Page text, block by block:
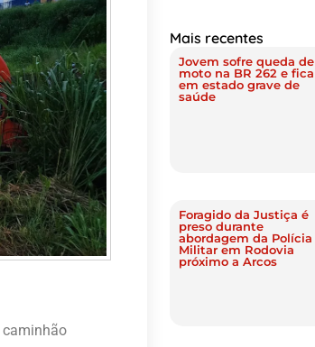
caminhão
Mais recentes
Jovem sofre queda de
moto na BR 262 e fica
em estado grave de
saúde
Foragido da Justiça é
preso durante
abordagem da Polícia
Militar em Rodovia
próximo a Arcos